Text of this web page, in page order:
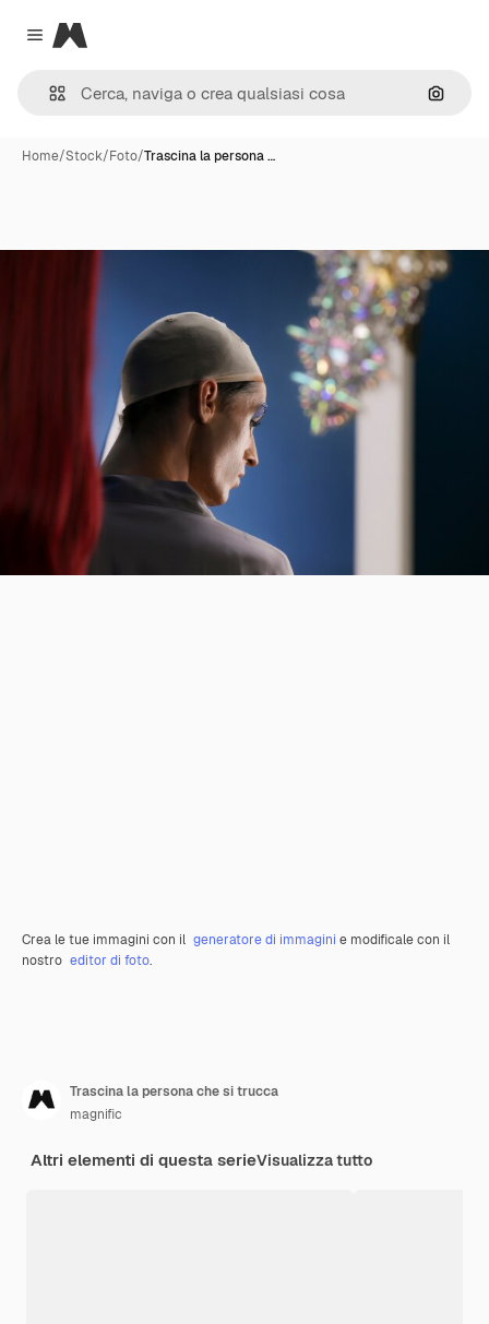
Close menu
Magnific
Cerca
Home/Stock/Foto/Trascina la persona …
Crea le tue immagini con il generatore di immagini e modificale con il
nostro editor di foto.
Trascina la persona che si trucca
magnific
Altri elementi di questa serieVisualizza tutto